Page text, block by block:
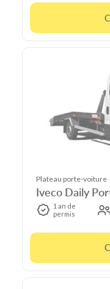
Plateau porte-voiture
Iveco Daily
1 an de
permis